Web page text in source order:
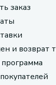
заказ
и возврат